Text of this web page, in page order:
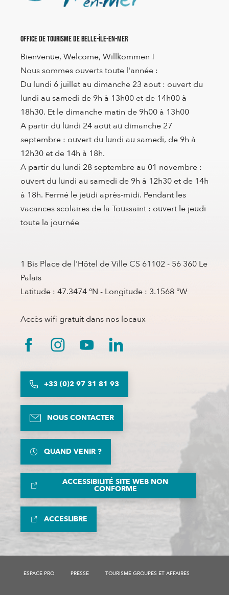
Description
Office de Tourisme de Belle-Île-en-Mer
Bienvenue, Welcome, Willkommen !
Nous sommes ouverts toute l'année :
Du lundi 6 juillet au dimanche 23 aout : ouvert du
lundi au samedi de 9h à 13h00 et de 14h00 à
18h30. Et le dimanche matin de 9h00 à 13h00
A partir du lundi 24 aout au dimanche 27
septembre : ouvert du lundi au samedi, de 9h à
12h30 et de 14h à 18h.
A partir du lundi 28 septembre au 01 novembre :
ouvert du lundi au samedi de 9h à 12h30 et de 14h
à 18h. Fermé le jeudi après-midi. Pendant les
vacances scolaires de la Toussaint : ouvert le jeudi
toute la journée
1 Bis Place de l'Hôtel de Ville CS 61102 - 56 360 Le
Palais
Latitude : 47.3474 °N - Longitude : 3.1568 °W
Accès wifi gratuit dans nos locaux
+33 (0)2 97 31 81 93
NOUS CONTACTER
QUAND VENIR ?
ACCESSIBILITÉ SITE WEB NON
CONFORME
ACCESLIBRE
ESPACE PRO PRESSE TOURISME GROUPES ET AFFAIRES